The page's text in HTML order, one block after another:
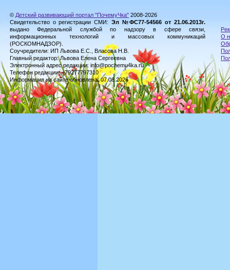
© Детский развивающий портал "ПочемуЧка" 2008-2026
Свидетельство о регистрации СМИ: Эл №ФС77-54566 от 21.06.2013г.
выдано Федеральной службой по надзору в сфере связи,
информационных технологий и массовых коммуникаций
(РОСКОМНАДЗОР).
Соучредители: ИП Львова Е.С., Власова Н.В.
Главный редактор: Львова Елена Сергеевна
Электронный адрес редакции: info@pochemu4ka.ru
Телефон редакции: +79277797310
Информация на сайте обновлена: 07.08.2026
О